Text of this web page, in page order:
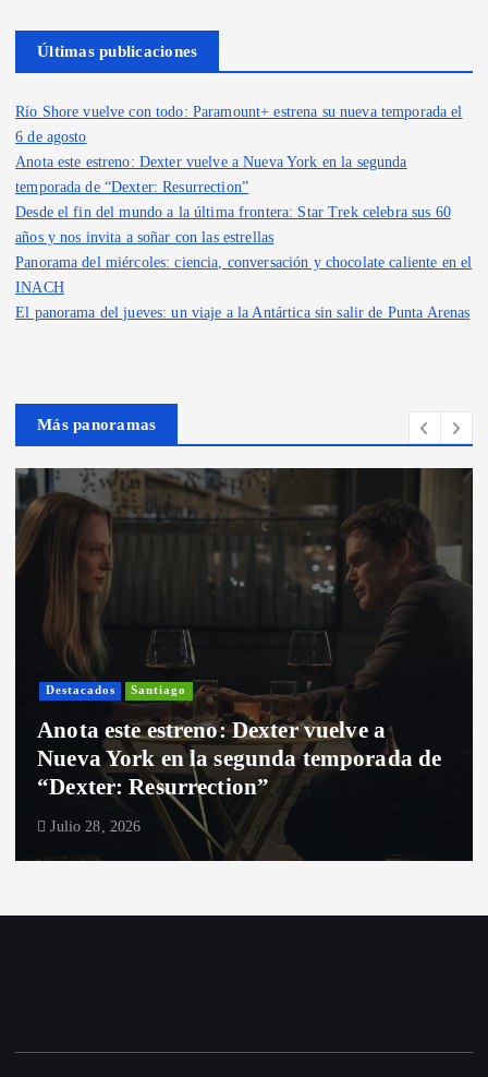
Últimas publicaciones
Río Shore vuelve con todo: Paramount+ estrena su nueva temporada el
6 de agosto
Anota este estreno: Dexter vuelve a Nueva York en la segunda
temporada de “Dexter: Resurrection”
Desde el fin del mundo a la última frontera: Star Trek celebra sus 60
años y nos invita a soñar con las estrellas
Panorama del miércoles: ciencia, conversación y chocolate caliente en el
INACH
El panorama del jueves: un viaje a la Antártica sin salir de Punta Arenas
Más panoramas
Santiago
este estreno: Dexter vuelve a
York en la segunda temporada de
Resurrection”
28, 2026